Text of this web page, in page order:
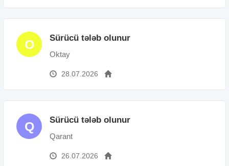
O Sürücü tələb olunur
Oktay
28.07.2026
Q Sürücü tələb olunur
Qarant
26.07.2026